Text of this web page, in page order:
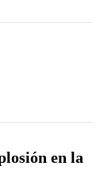
en la